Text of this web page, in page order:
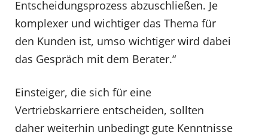
Entscheidungsprozess abzuschließen. Je
komplexer und wichtiger das Thema für
den Kunden ist, umso wichtiger wird dabei
das Gespräch mit dem Berater.“
Einsteiger, die sich für eine
Vertriebskarriere entscheiden, sollten
daher weiterhin unbedingt gute Kenntnisse